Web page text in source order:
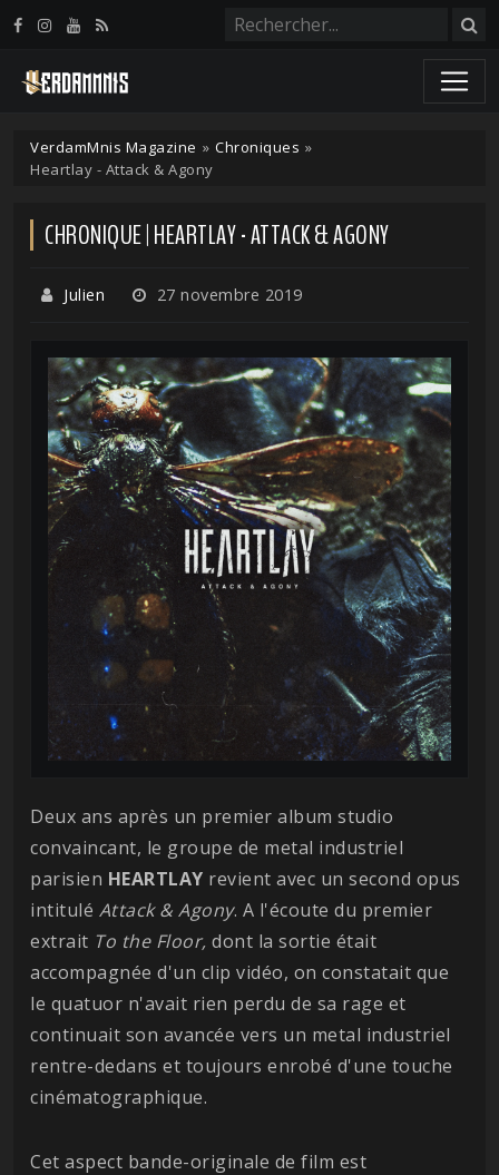
VerdamMnis Magazine » Chroniques »
Heartlay - Attack & Agony
CHRONIQUE | HEARTLAY - ATTACK & AGONY
Julien 27 novembre 2019
Deux ans après un premier album studio
convaincant, le groupe de metal industriel
parisien HEARTLAY revient avec un second opus
intitulé Attack & Agony. A l'écoute du premier
extrait To the Floor, dont la sortie était
accompagnée d'un clip vidéo, on constatait que
le quatuor n'avait rien perdu de sa rage et
continuait son avancée vers un metal industriel
rentre-dedans et toujours enrobé d'une touche
cinématographique.
Cet aspect bande-originale de film est
Panneau de gestion des cookies